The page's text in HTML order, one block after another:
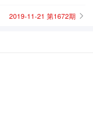
2019-11-21 第1672期